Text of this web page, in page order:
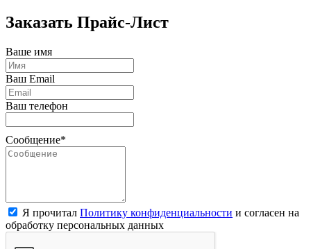
Заказать Прайс-Лист
Ваше имя
Ваш Email
Ваш телефон
Сообщение*
Я прочитал Политику конфиденциальности и согласен на
обработку персональных данных